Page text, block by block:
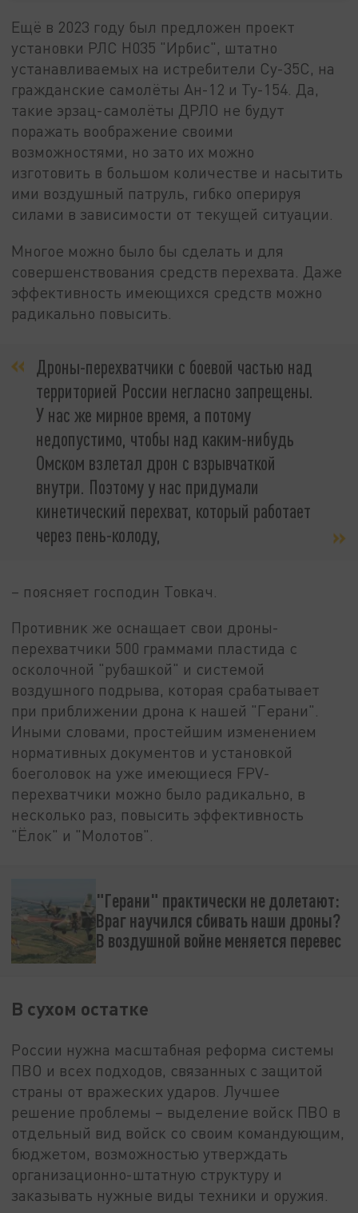
Ещё в 2023 году был предложен проект
установки РЛС Н035 "Ирбис", штатно
устанавливаемых на истребители Су-35С, на
гражданские самолёты Ан-12 и Ту-154. Да,
такие эрзац-самолёты ДРЛО не будут
поражать воображение своими
возможностями, но зато их можно
изготовить в большом количестве и насытить
ими воздушный патруль, гибко оперируя
силами в зависимости от текущей ситуации.
Многое можно было бы сделать и для
совершенствования средств перехвата. Даже
эффективность имеющихся средств можно
радикально повысить.
Дроны-перехватчики с боевой частью над
территорией России негласно запрещены.
У нас же мирное время, а потому
недопустимо, чтобы над каким-нибудь
Омском взлетал дрон с взрывчаткой
внутри. Поэтому у нас придумали
кинетический перехват, который работает
через пень-колоду,
– поясняет господин Товкач.
Противник же оснащает свои дроны-
перехватчики 500 граммами пластида с
осколочной "рубашкой" и системой
воздушного подрыва, которая срабатывает
при приближении дрона к нашей "Герани".
Иными словами, простейшим изменением
нормативных документов и установкой
боеголовок на уже имеющиеся FPV-
перехватчики можно было радикально, в
несколько раз, повысить эффективность
"Ёлок" и "Молотов".
"Герани" практически не долетают:
Враг научился сбивать наши дроны?
В воздушной войне меняется перевес
В сухом остатке
России нужна масштабная реформа системы
ПВО и всех подходов, связанных с защитой
страны от вражеских ударов. Лучшее
решение проблемы – выделение войск ПВО в
отдельный вид войск со своим командующим,
бюджетом, возможностью утверждать
организационно-штатную структуру и
заказывать нужные виды техники и оружия.